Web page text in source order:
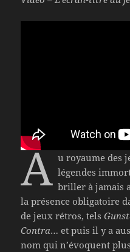
A u royaume des
légendes
briller à jamais
la présence obligatoire
de jeux rétros, tels
Contra… et puis il y a
nom qui n’évoquent